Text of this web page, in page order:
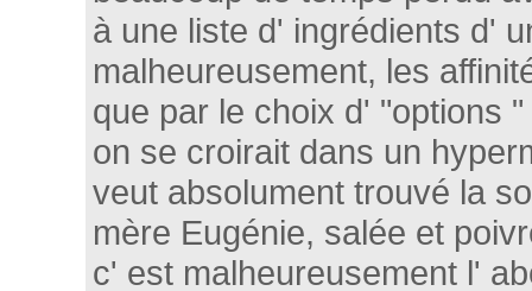
à une liste d' ingrédients d'
malheureusement, les
que par le choix d' "options
on se croirait dans un
veut absolument trouvé la
mère Eugénie, salée et
c' est malheureusement l'